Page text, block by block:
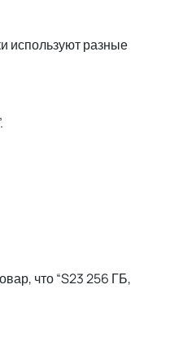
используют разные
что “S23 256 ГБ,